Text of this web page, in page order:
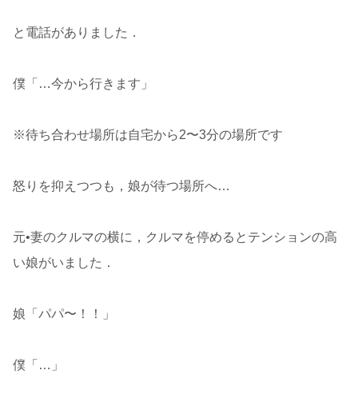
と電話がありました．
僕「…今から行きます」
※待ち合わせ場所は自宅から2〜3分の場所です
怒りを抑えつつも，娘が待つ場所へ…
元•妻のクルマの横に，クルマを停めるとテンションの高
い娘がいました．
娘「パパ〜！！」
僕「…」